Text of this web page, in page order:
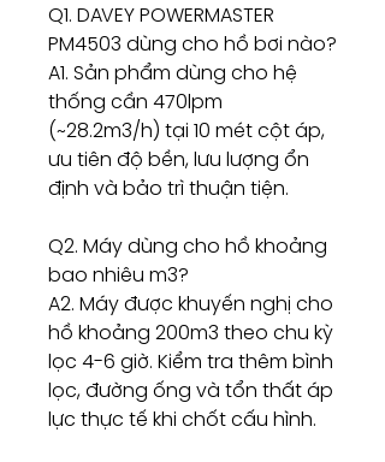
Q1. DAVEY POWERMASTER
PM4503 dùng cho hồ bơi nào?
A1. Sản phẩm dùng cho hệ
thống cần 470lpm
(~28.2m3/h) tại 10 mét cột áp,
ưu tiên độ bền, lưu lượng ổn
định và bảo trì thuận tiện.
Q2. Máy dùng cho hồ khoảng
bao nhiêu m3?
A2. Máy được khuyến nghị cho
hồ khoảng 200m3 theo chu kỳ
lọc 4-6 giờ. Kiểm tra thêm bình
lọc, đường ống và tổn thất áp
lực thực tế khi chốt cấu hình.